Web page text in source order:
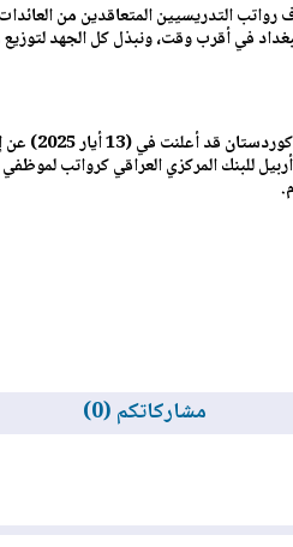
التدريسيين المتعاقدين من
في أقرب وقت، ونبذل كل الجهد
للبنك المركزي العراقي كرواتب
مشاركاتكم (0)